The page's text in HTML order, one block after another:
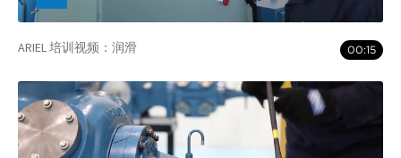
ARIEL 培训视频：润滑 00:15